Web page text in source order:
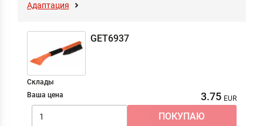
Адаптация
GET6937
Склады
Ваша цена
3.75